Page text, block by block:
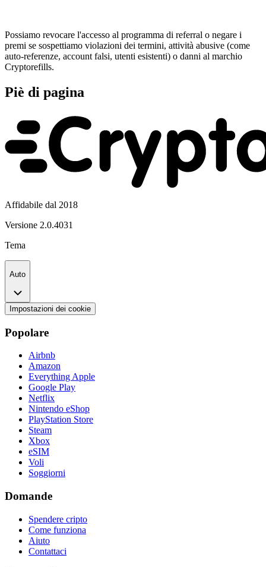
Possiamo revocare l'accesso al programma di referral o negare i
premi se sospettiamo violazioni dei termini, attività abusive (come
auto-referenze, account falsi, utenti esistenti) o danni al marchio
Cryptorefills.
Piè di pagina
Affidabile dal 2018
Versione 2.0.4031
Tema
Auto
Impostazioni dei cookie
Popolare
Airbnb
Amazon
Everything Apple
Google Play
Netflix
Nintendo eShop
PlayStation Store
Steam
Xbox
eSIM
Voli
Soggiorni
Domande
Spendere cripto
Come funziona
Aiuto
Contattaci